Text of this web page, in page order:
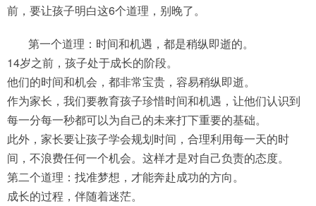
前，要让孩子明白这6个道理，别晚了。
第一个道理：时间和机遇，都是稍纵即逝的。
14岁之前，孩子处于成长的阶段。
他们的时间和机会，都非常宝贵，容易稍纵即逝。
作为家长，我们要教育孩子珍惜时间和机遇，让他们认识到
每一分每一秒都可以为自己的未来打下重要的基础。
此外，家长要让孩子学会规划时间，合理利用每一天的时
间，不浪费任何一个机会。这样才是对自己负责的态度。
第二个道理：找准梦想，才能奔赴成功的方向。
成长的过程，伴随着迷茫。